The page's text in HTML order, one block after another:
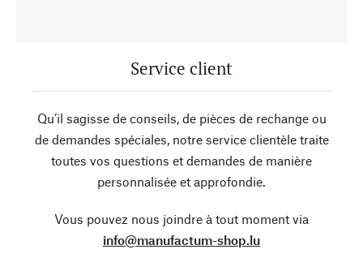
Service client
Qu’il sagisse de conseils, de pièces de rechange ou
de demandes spéciales, notre service clientèle traite
toutes vos questions et demandes de manière
personnalisée et approfondie.
Vous pouvez nous joindre à tout moment via
info@manufactum-shop.lu